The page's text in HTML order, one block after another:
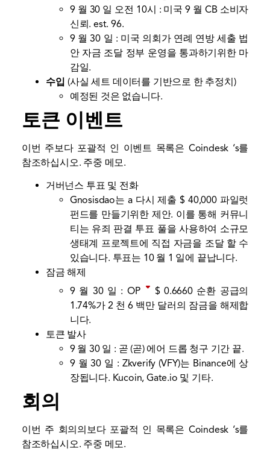
9 월 30 일 오전 10시 : 미국 9 월 CB 소비자
신뢰. est. 96.
9 월 30 일 : 미국 의회가 연례 연방 세출 법
안 자금 조달 정부 운영을 통과하기위한 마
감일.
수입 (사실 세트 데이터를 기반으로 한 추정치)
예정된 것은 없습니다.
토큰 이벤트
이번 주보다 포괄적 인 이벤트 목록은 Coindesk ‘s를
참조하십시오. 주중 메모.
거버넌스 투표 및 전화
Gnosisdao는 a 다시 제출 $ 40,000 파일럿
펀드를 만들기위한 제안. 이를 통해 커뮤니
티는 유죄 판결 투표 풀을 사용하여 소규모
생태계 프로젝트에 직접 자금을 조달 할 수
있습니다. 투표는 10 월 1 일에 끝납니다.
잠금 해제
9 월 30 일 : OP $ 0.6660순환 공급의
1.74%가 2 천 6 백만 달러의 잠금을 해제합
니다.
토큰 발사
9 월 30 일 : 곧 (곧) 에어 드롭 청구 기간 끝.
9 월 30 일 : Zkverify (VFY)는 Binance에 상
장됩니다. Kucoin, Gate.io 및 기타.
회의
이번 주 회의의보다 포괄적 인 목록은 Coindesk ‘s를
참조하십시오. 주중 메모.